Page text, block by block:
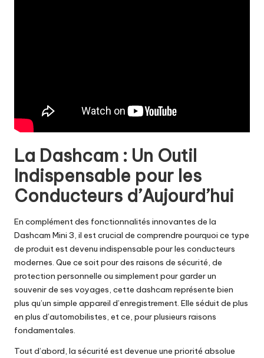
La Dashcam : Un Outil
Indispensable pour les
Conducteurs d’Aujourd’hui
En complément des fonctionnalités innovantes de la
Dashcam Mini 3, il est crucial de comprendre pourquoi ce type
de produit est devenu indispensable pour les conducteurs
modernes. Que ce soit pour des raisons de sécurité, de
protection personnelle ou simplement pour garder un
souvenir de ses voyages, cette dashcam représente bien
plus qu’un simple appareil d’enregistrement. Elle séduit de plus
en plus d’automobilistes, et ce, pour plusieurs raisons
fondamentales.
Tout d’abord, la sécurité est devenue une priorité absolue